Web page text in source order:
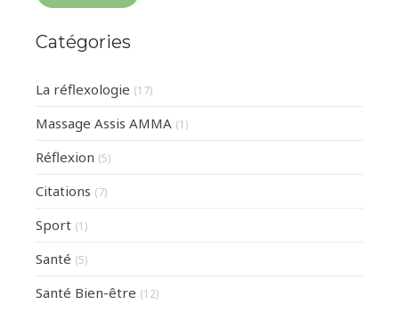
Catégories
La réflexologie (17)
Massage Assis AMMA (1)
Réflexion (5)
Citations (7)
Sport (1)
Santé (5)
Santé Bien-être (12)